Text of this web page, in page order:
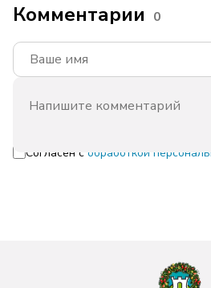
Комментарии 0
Согласен с обработкой